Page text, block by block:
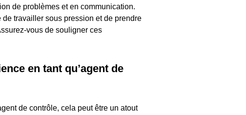
de problèmes et en communication.
travailler sous pression et de prendre
vous de souligner ces
en tant qu’agent de
de contrôle, cela peut être un atout